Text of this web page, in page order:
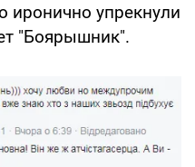
иронично упрекнули
"Боярышник".